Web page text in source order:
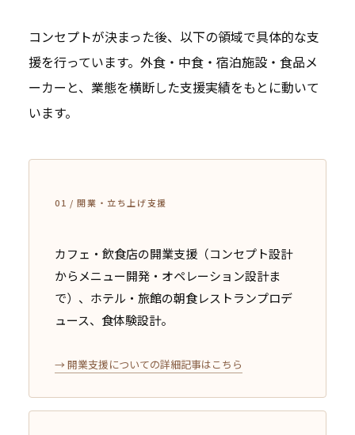
コンセプトが決まった後、以下の領域で具体的な支
援を行っています。外食・中食・宿泊施設・食品メ
ーカーと、業態を横断した支援実績をもとに動いて
います。
01 / 開業・立ち上げ支援
カフェ・飲食店の開業支援（コンセプト設計
からメニュー開発・オペレーション設計ま
で）、ホテル・旅館の朝食レストランプロデ
ュース、食体験設計。
→ 開業支援についての詳細記事はこちら